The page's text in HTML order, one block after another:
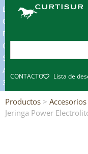
ENVIOS
GRATIS
POR
COMPRAS
SUPERIORES
A
300€*
CONTACTO Lista de
Productos >
Jeringa Power